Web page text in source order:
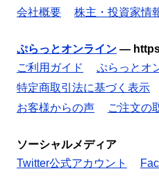
会社概要
株主・投資家情
ぷらっとオンライン —
ご利用ガイド
ぷらっとオ
特定商取引法に基づく表示
お客様からの声
ご注文の
ソーシャルメディア
Twitter公式アカウント